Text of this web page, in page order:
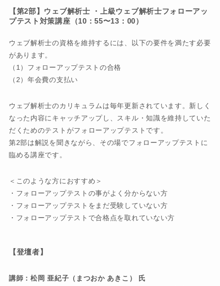
【第2部】ウェブ解析士 ・上級ウェブ解析士フォローアッ
プテスト対策講座（10：55〜13：00）
ウェブ解析士の資格を維持するには、以下の要件を満たす必要
があります。
（1）フォローアップテストの合格
（2）年会費の支払い
ウェブ解析士のカリキュラムは毎年更新されています。新しく
なった内容にキャッチアップし、スキル・知識を維持していた
だくためのテストがフォローアップテストです。
第2部は解説を聞きながら、その場でフォローアップテストに
臨める講座です。
＜このような方におすすめ＞
・フォローアップテストの事がよく分からない方
・フォローアップテストをまだ受験していない方
・フォローアップテストで合格点を取れていない方
【登壇者】
講師：松岡 亜紀子（まつおか あきこ） 氏